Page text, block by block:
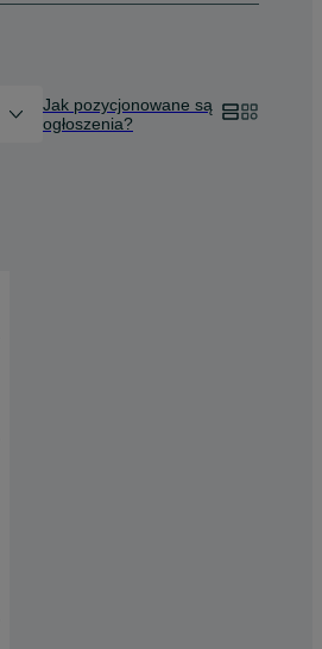
Jak pozycjonowane są
ogłoszenia?